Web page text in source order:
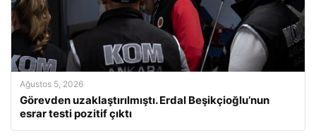
Ağustos 5, 2026
Görevden uzaklaştırılmıştı. Erdal Beşikçioğlu’nun
esrar testi pozitif çıktı